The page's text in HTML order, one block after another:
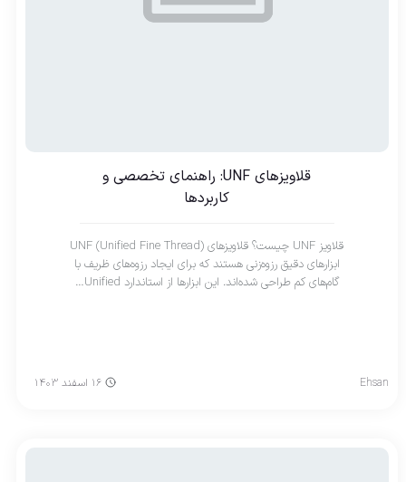
قلاویزهای UNF: راهنمای تخصصی و
کاربردها
قلاویز UNF چیست؟ قلاویزهای UNF (Unified Fine Thread)
ابزارهای دقیق رزوه‌زنی هستند که برای ایجاد رزوه‌های ظریف با
گام‌های کم طراحی شده‌اند. این ابزارها از استاندارد Unified…
Ehsan ۱۶ اسفند ۱۴۰۳